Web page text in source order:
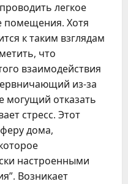
легкое
помещения. Хотя
к таким взглядам
что
взаимодействия
из-за
могущий отказать
стресс. Этот
дома,
настроенными
Возникает